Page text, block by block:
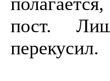
пост.
перекусил.